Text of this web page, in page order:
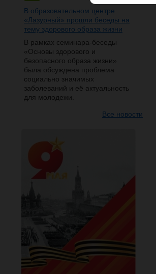
В образовательном центре
«Лазурный» прошли беседы на
тему здорового образа жизни
В рамках семинара-беседы
«Основы здорового и
безопасного образа жизни»
была обсуждена проблема
социально значимых
заболеваний и её актуальность
для молодежи.
Все новости